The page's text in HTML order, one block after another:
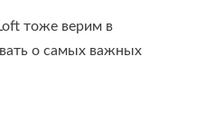
тоже верим в
о самых важных